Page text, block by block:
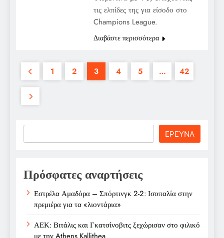
τις ελπίδες της για είσοδο στο
Champions League.
Διαβάστε περισσότερα
1 2 3 4 5 … 42
ΕΡΕΥΝΑ
Πρόσφατες αναρτήσεις
Εστρέλα Αμαδόρα – Σπόρτινγκ 2-2: Ισοπαλία στην
πρεμιέρα για τα «λιοντάρια»
ΑΕΚ: Βιτάλις και Γκατσίνοβιτς ξεχώρισαν στο φιλικό